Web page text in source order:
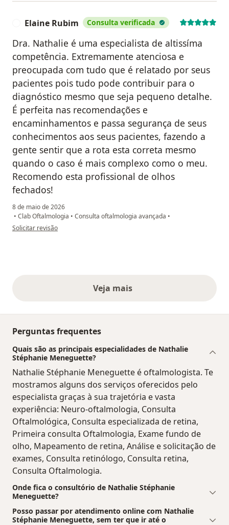
Elaine Rubim Consulta verificada
Dra. Nathalie é uma especialista de altissíma
competência. Extremamente atenciosa e
preocupada com tudo que é relatado por seus
pacientes pois tudo pode contribuir para o
diagnóstico mesmo que seja pequeno detalhe.
É perfeita nas recomendações e
encaminhamentos e passa segurança de seus
conhecimentos aos seus pacientes, fazendo a
gente sentir que a rota esta correta mesmo
quando o caso é mais complexo como o meu.
Recomendo esta profissional de olhos
fechados!
8 de maio de 2026
• Clab Oftalmologia • Consulta oftalmologia avançada •
na opinião do utilizador Elaine Rubim
Solicitar revisão
Veja maisopiniões acima
Perguntas frequentes
Quais são as principais especialidades de Nathalie
Stéphanie Meneguette?
Nathalie Stéphanie Meneguette é oftalmologista. Te
mostramos alguns dos serviços oferecidos pelo
especialista graças à sua trajetória e vasta
experiência: Neuro-oftalmologia, Consulta
Oftalmológica, Consulta especializada de retina,
Primeira consulta Oftalmologia, Exame fundo de
olho, Mapeamento de retina, Análise e solicitação de
exames, Consulta retinólogo, Consulta retina,
Consulta Oftalmologia.
Onde fica o consultório de Nathalie Stéphanie
Meneguette?
Posso passar por atendimento online com Nathalie
Stéphanie Meneguette, sem ter que ir até o